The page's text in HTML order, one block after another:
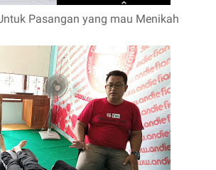
Pasangan yang mau Menikah